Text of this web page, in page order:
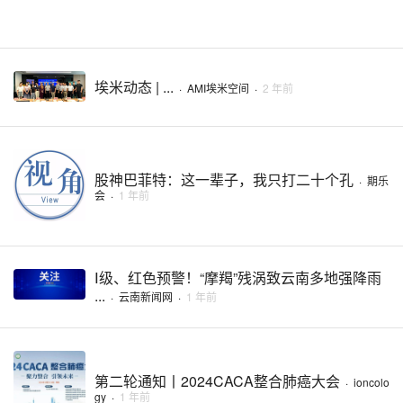
埃米动态 | ... · AMI埃米空间 · 2 年前
股神巴菲特：这一辈子，我只打二十个孔 · 期乐
会 · 1 年前
Ⅰ级、红色预警！“摩羯”残涡致云南多地强降雨
... · 云南新闻网 · 1 年前
第二轮通知丨2024CACA整合肺癌大会 · ioncolo
gy · 1 年前